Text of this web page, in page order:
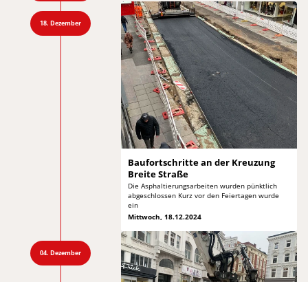
18. Dezember
Baufortschritte an der Kreuzung
Breite Straße
Die Asphaltierungsarbeiten wurden pünktlich
abgeschlossen Kurz vor den Feiertagen wurde
ein
Mittwoch, 18.12.2024
04. Dezember